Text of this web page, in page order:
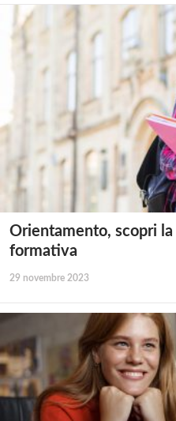
Orientamento, scopri
formativa
29 novembre 2023